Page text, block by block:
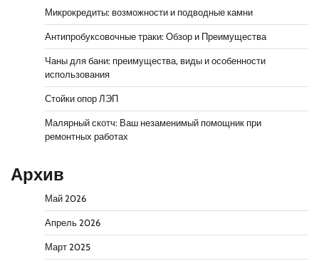
Микрокредиты: возможности и подводные камни
Антипробуксовочные траки: Обзор и Преимущества
Чаны для бани: преимущества, виды и особенности
использования
Стойки опор ЛЭП
Малярный скотч: Ваш незаменимый помощник при
ремонтных работах
Архив
Май 2026
Апрель 2026
Март 2025